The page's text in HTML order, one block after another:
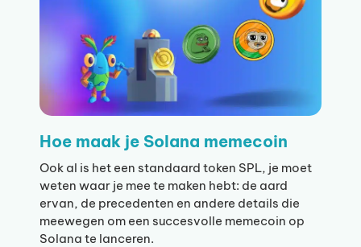
Hoe maak je Solana memecoin
Ook al is het een standaard token SPL, je moet
weten waar je mee te maken hebt: de aard
ervan, de precedenten en andere details die
meewegen om een succesvolle memecoin op
Solana te lanceren.